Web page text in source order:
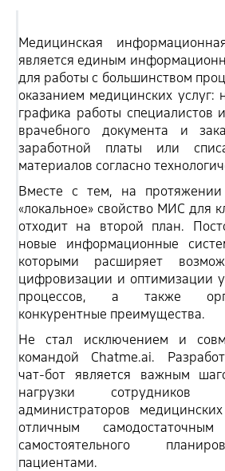
Медицинская
является единым
для работы с большинством
оказанием медицинских услуг:
графика работы специалистов
врачебного документа и
заработной платы или
материалов согласно
Вместе с тем, на
«локальное» свойство МИС для
отходит на второй план.
новые информационные
которыми расширяет
цифровизации и оптимизации
процессов, а также
конкурентные преимущества.
Не стал исключением и
командой Сhatme.ai.
чат-бот является важным
нагрузки
администраторов
отличным
самостоятельного
пациентами.